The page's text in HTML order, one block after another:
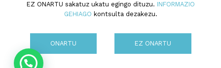
EZ ONARTU sakatuz ukatu egingo dituzu. INFORMAZIO
GEHIAGO kontsulta dezakezu.
ONARTU EZ ONARTU